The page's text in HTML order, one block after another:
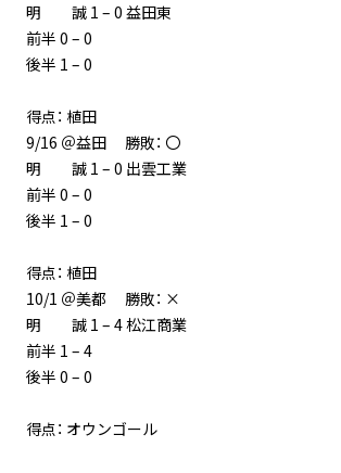
明 誠 1 – 0 益田東
前半 0 – 0
後半 1 – 0
得点： 植田
9/16 ＠益田 勝敗： 〇
明 誠 1 – 0 出雲工業
前半 0 – 0
後半 1 – 0
得点： 植田
10/1 ＠美都 勝敗： ×
明 誠 1 – 4 松江商業
前半 1 – 4
後半 0 – 0
得点： オウンゴール